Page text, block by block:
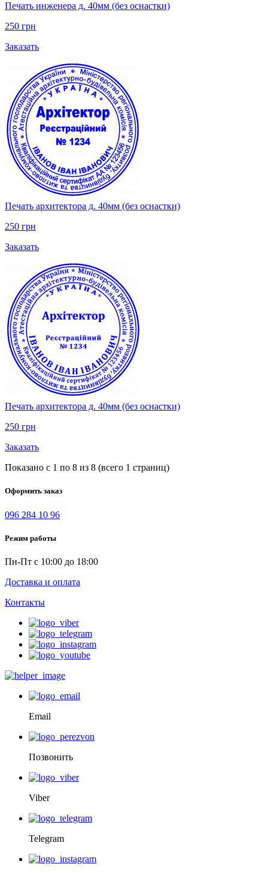
Печать инженера д. 40мм (без оснастки)
250 грн
Заказать
Печать архитектора д. 40мм (без оснастки)
250 грн
Заказать
Печать архитектора д. 40мм (без оснастки)
250 грн
Заказать
Показано с 1 по 8 из 8 (всего 1 страниц)
Оформить заказ
096 284 10 96
Режим работы
Пн-Пт с 10:00 до 18:00
Доставка и оплата
Контакты
Email
Позвонить
Viber
Telegram